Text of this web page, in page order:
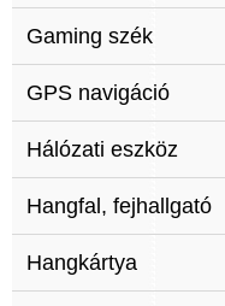
Gaming szék
GPS navigáció
Hálózati eszköz
Hangfal, fejhallgató
Hangkártya